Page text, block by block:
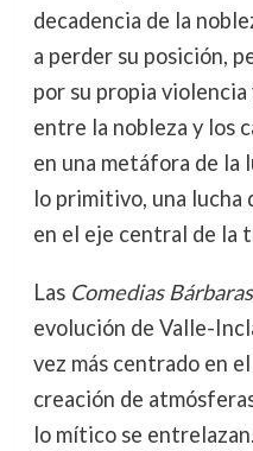
decadencia de la
a perder su posición,
por su propia
entre la nobleza y los
en una metáfora de la
lo primitivo, una
en el eje central de la
Las Comedias Bárbaras
evolución de Valle-
vez más centrado en
creación de
lo mítico se